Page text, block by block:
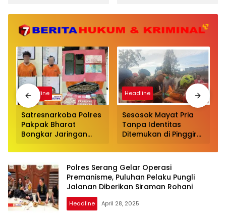
di Usia Emas ke-50
bagi Penyintas Bencana
Headline
Satresnarkoba Polres
Pakpak Bharat
Bongkar Jaringan
hingga Pemakai
Diciduk dalam
Operasi
Pengembangan
Headline
Sesosok Mayat Pria
Tanpa Identitas
Ditemukan di Pinggir
Kabanjahe, Polisi
Lakukan Penyelidikan
Polres Serang Gelar Operasi
Premanisme, Puluhan Pelaku Pungli
Jalanan Diberikan Siraman Rohani
Headline April 28, 2025